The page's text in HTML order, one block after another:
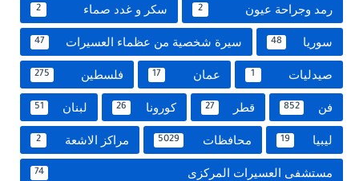
رمد وجراحة عيون 2 سكر و غدد صماء 2
سوريا 48 سيرة شخصية من عظماء العسيرات 47
صيدليات 1 عمان 17 فلسطين 275
فن 852 قطر 27 كورونا 26 لبنان 51
ليبيا 19 محافظات 5029 مراكز الاشعة 2
مستشفى العسيرات المركزى 74